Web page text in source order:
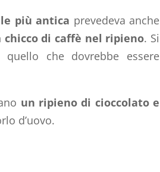
più antica prevedeva anche
chicco di caffè nel ripieno. Si
quello che dovrebbe essere
un ripieno di cioccolato e
d’uovo.